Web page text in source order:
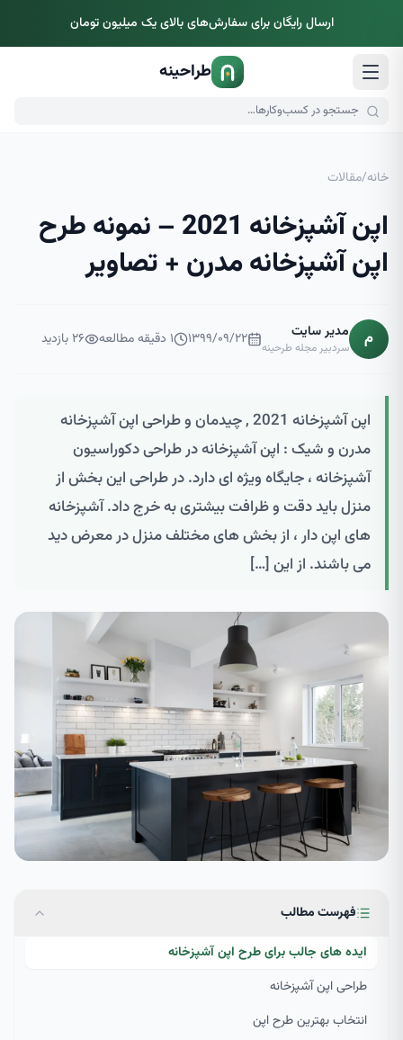
ارسال رایگان برای سفارش‌های بالای یک میلیون تومان
طراحینه
خانه/مقالات
اپن آشپزخانه 2021 – نمونه طرح
اپن آشپزخانه مدرن + تصاویر
م مدیر سایت
سردبیر مجله طرحینه ۱۳۹۹/۰۹/۲۲ ۱ دقیقه مطالعه ۲۶بازدید
اپن آشپزخانه 2021 , چیدمان و طراحی اپن آشپزخانه
مدرن و شیک : اپن آشپزخانه در طراحی دکوراسیون
آشپزخانه ، جایگاه ویژه ای دارد. در طراحی این بخش از
منزل باید دقت و ظرافت بیشتری به خرج داد. آشپزخانه
های اپن دار ، از بخش های مختلف منزل در معرض دید
می باشند. از این […]
فهرست مطالب
ایده های جالب برای طرح اپن آشپزخانه
طراحی اپن آشپزخانه
انتخاب بهترین طرح اپن